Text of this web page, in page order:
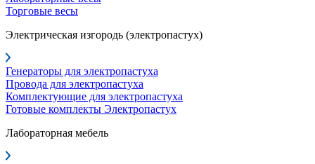
Торговые весы
Электрическая изгородь (электропастух)
Генераторы для электропастуха
Провода для электропастуха
Комплектующие для электропастуха
Готовые комплекты Электропастух
Лабораторная мебель